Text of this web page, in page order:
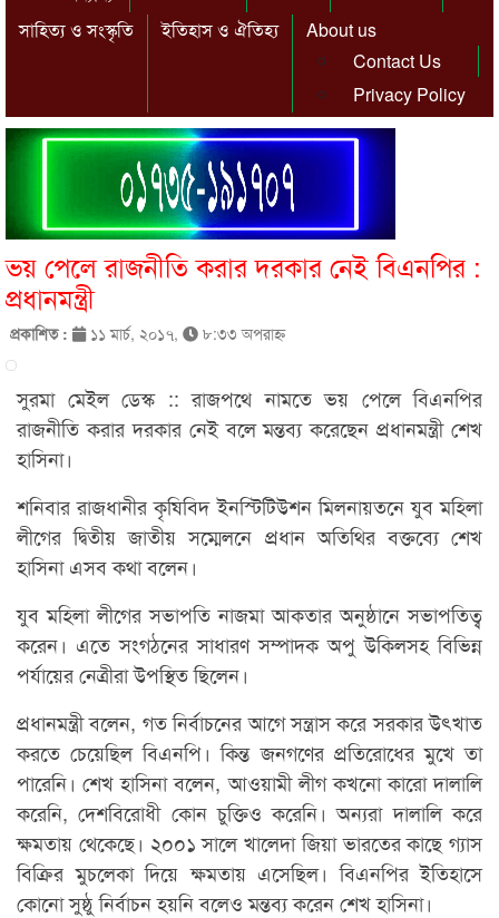
সাহিত্য ও সংস্কৃতি ইতিহাস ও ঐতিহ্য
About us
Contact Us
Privacy Policy
ভয় পেলে রাজনীতি করার দরকার নেই বিএনপির :
প্রধানমন্ত্রী
প্রকাশিত : ১১ মার্চ, ২০১৭, ৮:৩৩ অপরাহ্ণ
সুরমা মেইল ডেস্ক :: রাজপথে নামতে ভয় পেলে বিএনপির
রাজনীতি করার দরকার নেই বলে মন্তব্য করেছেন প্রধানমন্ত্রী শেখ
হাসিনা।
শনিবার রাজধানীর কৃষিবিদ ইনস্টিটিউশন মিলনায়তনে যুব মহিলা
লীগের দ্বিতীয় জাতীয় সম্মেলনে প্রধান অতিথির বক্তব্যে শেখ
হাসিনা এসব কথা বলেন।
যুব মহিলা লীগের সভাপতি নাজমা আকতার অনুষ্ঠানে সভাপতিত্ব
করেন। এতে সংগঠনের সাধারণ সম্পাদক অপু উকিলসহ বিভিন্ন
পর্যায়ের নেত্রীরা উপস্থিত ছিলেন।
প্রধানমন্ত্রী বলেন, গত নির্বাচনের আগে সন্ত্রাস করে সরকার উৎখাত
করতে চেয়েছিল বিএনপি। কিন্ত জনগণের প্রতিরোধের মুখে তা
পারেনি। শেখ হাসিনা বলেন, আওয়ামী লীগ কখনো কারো দালালি
করেনি, দেশবিরোধী কোন চুক্তিও করেনি। অন্যরা দালালি করে
ক্ষমতায় থেকেছে। ২০০১ সালে খালেদা জিয়া ভারতের কাছে গ্যাস
বিক্রির মুচলেকা দিয়ে ক্ষমতায় এসেছিল। বিএনপির ইতিহাসে
কোনো সুষ্ঠু নির্বাচন হয়নি বলেও মন্তব্য করেন শেখ হাসিনা।